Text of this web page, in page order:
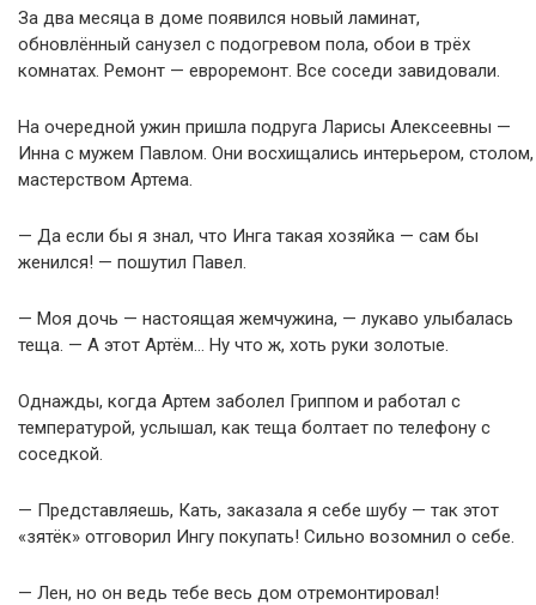
За два месяца в доме появился новый ламинат,
обновлённый санузел с подогревом пола, обои в трёх
комнатах. Ремонт — евроремонт. Все соседи завидовали.
На очередной ужин пришла подруга Ларисы Алексеевны —
Инна с мужем Павлом. Они восхищались интерьером, столом,
мастерством Артема.
— Да если бы я знал, что Инга такая хозяйка — сам бы
женился! — пошутил Павел.
— Моя дочь — настоящая жемчужина, — лукаво улыбалась
теща. — А этот Артём… Ну что ж, хоть руки золотые.
Однажды, когда Артем заболел Гриппом и работал с
температурой, услышал, как теща болтает по телефону с
соседкой.
— Представляешь, Кать, заказала я себе шубу — так этот
«зятёк» отговорил Ингу покупать! Сильно возомнил о себе.
— Лен, но он ведь тебе весь дом отремонтировал!